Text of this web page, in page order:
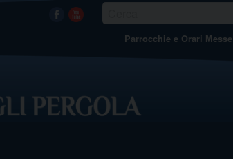
Facebook
Youtube
Parrocchie e Orari Messe